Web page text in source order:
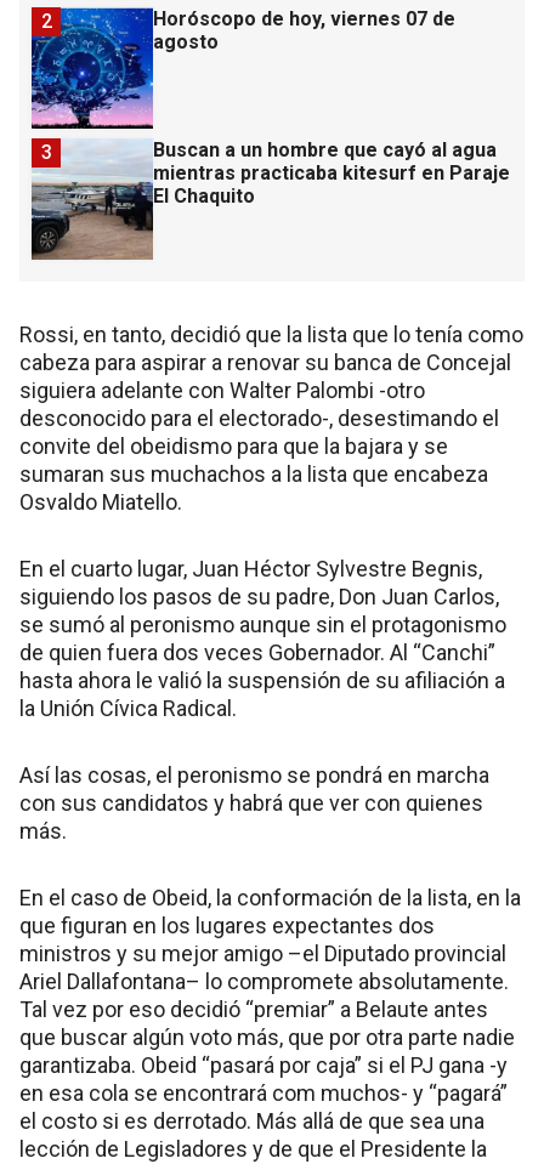
Horóscopo de hoy, viernes 07 de
agosto
2
Buscan a un hombre que cayó al agua
mientras practicaba kitesurf en Paraje
El Chaquito
3
Rossi, en tanto, decidió que la lista que lo tenía como
cabeza para aspirar a renovar su banca de Concejal
siguiera adelante con Walter Palombi -otro
desconocido para el electorado-, desestimando el
convite del obeidismo para que la bajara y se
sumaran sus muchachos a la lista que encabeza
Osvaldo Miatello.
En el cuarto lugar, Juan Héctor Sylvestre Begnis,
siguiendo los pasos de su padre, Don Juan Carlos,
se sumó al peronismo aunque sin el protagonismo
de quien fuera dos veces Gobernador. Al “Canchi”
hasta ahora le valió la suspensión de su afiliación a
la Unión Cívica Radical.
Así las cosas, el peronismo se pondrá en marcha
con sus candidatos y habrá que ver con quienes
más.
En el caso de Obeid, la conformación de la lista, en la
que figuran en los lugares expectantes dos
ministros y su mejor amigo –el Diputado provincial
Ariel Dallafontana– lo compromete absolutamente.
Tal vez por eso decidió “premiar” a Belaute antes
que buscar algún voto más, que por otra parte nadie
garantizaba. Obeid “pasará por caja” si el PJ gana -y
en esa cola se encontrará com muchos- y “pagará”
el costo si es derrotado. Más allá de que sea una
lección de Legisladores y de que el Presidente la